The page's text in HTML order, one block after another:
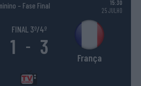
– Fase Final
15:30
25 JULHO
FINAL 3º/4º
1 - 3 França